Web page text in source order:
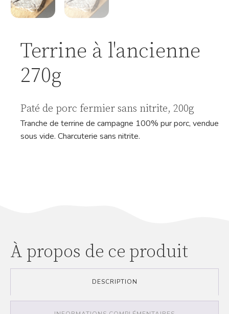
Terrine à l'ancienne
270g
Paté de porc fermier sans nitrite, 200g
Tranche de terrine de campagne 100% pur porc, vendue
sous vide. Charcuterie sans nitrite.
À propos de ce produit
DESCRIPTION